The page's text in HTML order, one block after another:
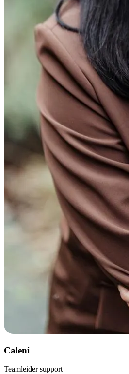
Caleni
Teamleider support